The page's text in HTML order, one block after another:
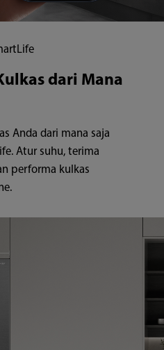
dari Mana
Anda dari mana saja
Atur suhu, terima
performa kulkas